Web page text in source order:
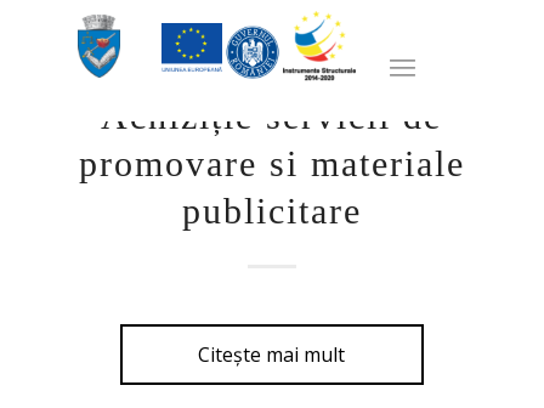
ANUNȚURI DE PRESĂ
Achiziție servicii de
promovare si materiale
publicitare
Citește mai mult